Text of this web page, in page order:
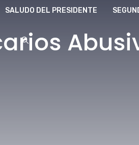
SALUDO DEL PRESIDENTE